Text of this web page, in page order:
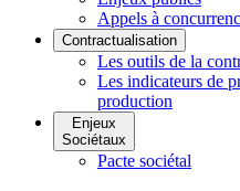
Appels à
Contractualisation
Les outils de la
Les indicateurs de
production
Enjeux
Sociétaux
Pacte sociétal